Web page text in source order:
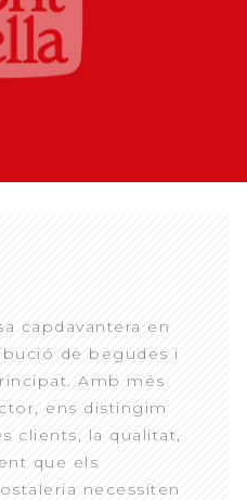
capdavantera en
de begudes i
Amb més
ens distingim
clients, la qualitat,
que els
necessiten